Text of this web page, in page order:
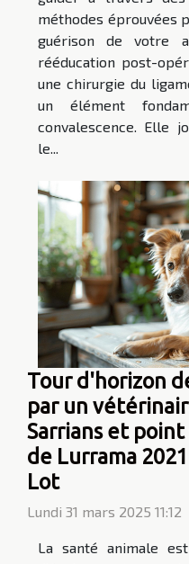
méthodes éprouvées
guérison de votre
rééducation post-
une chirurgie du
un élément
convalescence. Elle
le...
Tour d'horizon
par un
Sarrians et
de Lurrama
Lot
Lundi 31 mars 2025 11:12
La santé animale